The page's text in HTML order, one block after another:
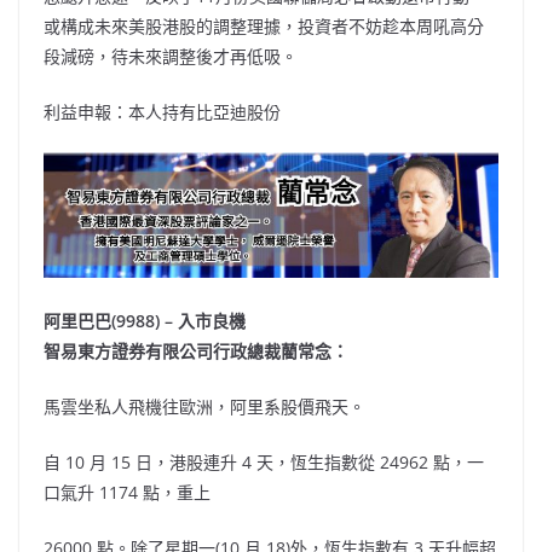
或構成未來美股港股的調整理據，投資者不妨趁本周吼高分
段減磅，待未來調整後才再低吸。
利益申報：本人持有比亞迪股份
阿里巴巴(9988) – 入市良機
智易東方證券有限公司行政總裁藺常念：
馬雲坐私人飛機往歐洲，阿里系股價飛天。
自 10 月 15 日，港股連升 4 天，恆生指數從 24962 點，一
口氣升 1174 點，重上